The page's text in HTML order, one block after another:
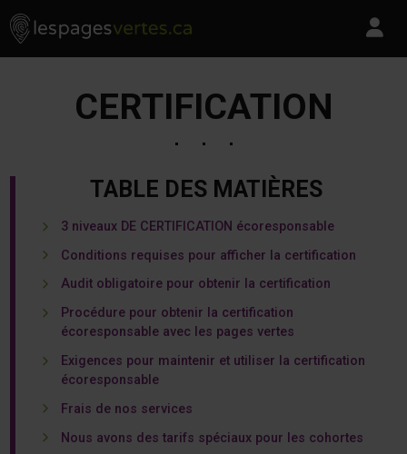
Skip to content
Les Pages Vertes - Go to homepage
CERTIFICATION
TABLE DES MATIÈRES
3 niveaux DE CERTIFICATION écoresponsable
Conditions requises pour afficher la certification
Audit obligatoire pour obtenir la certification
Procédure pour obtenir la certification
écoresponsable avec les pages vertes
Exigences pour maintenir et utiliser la certification
écoresponsable
Frais de nos services
Nous avons des tarifs spéciaux pour les cohortes